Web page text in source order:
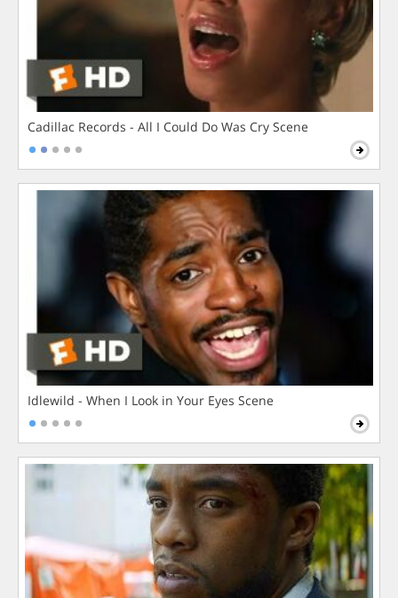
Cadillac Records - All I Could Do Was Cry Scene
Idlewild - When I Look in Your Eyes Scene